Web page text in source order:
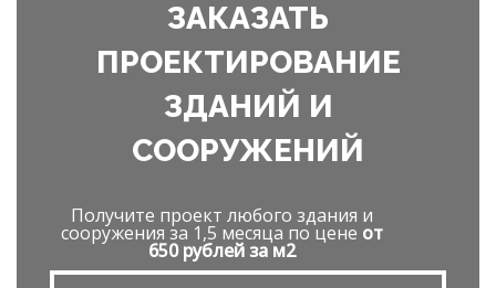
ЗАКАЗАТЬ
ПРОЕКТИРОВАНИЕ
ЗДАНИЙ И
СООРУЖЕНИЙ
Получите проект любого здания и
сооружения за 1,5 месяца по цене от
650 рублей за м2